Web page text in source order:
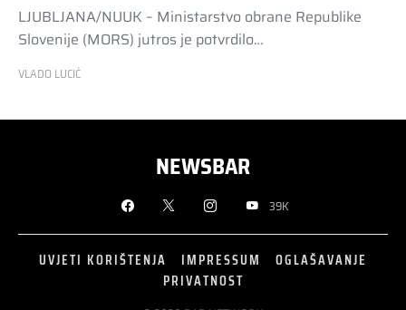
LJUBLJANA/NUUK – Ministarstvo obrane Republike
Slovenije (MORS) jutros je potvrdilo…
VLADO LUCIĆ
NEWSBAR
39K
UVJETI KORIŠTENJA IMPRESSUM
OGLAŠAVANJE
PRIVATNOST